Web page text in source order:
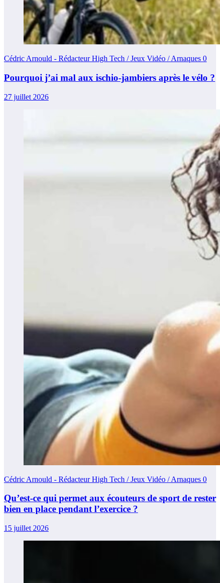
Cédric Arnould - Rédacteur High Tech / Jeux Vidéo / Arnaques 0
Pourquoi j’ai mal aux ischio-jambiers après le vélo ?
27 juillet 2026
Cédric Arnould - Rédacteur High Tech / Jeux Vidéo / Arnaques 0
Qu’est-ce qui permet aux écouteurs de sport de rester
bien en place pendant l’exercice ?
15 juillet 2026